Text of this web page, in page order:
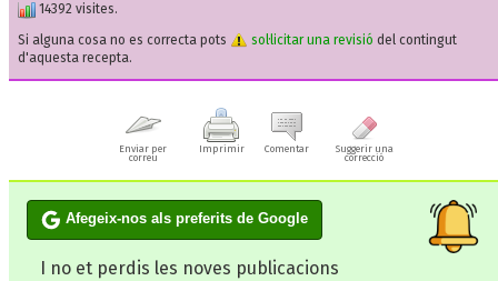
14392 visites.
Si alguna cosa no es correcta pots
sol·licitar una revisió del contingut
d'aquesta recepta.
Enviar per
correu
Imprimir Comentar
Suggerir una
correcció
Afegeix-nos als preferits de Google
I no et perdis les noves publicacions